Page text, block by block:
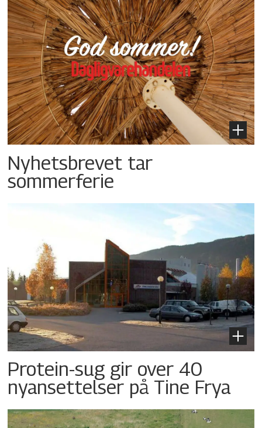
Nyhetsbrevet tar
sommerferie
Protein-sug gir over 40
nyansettelser på Tine Frya